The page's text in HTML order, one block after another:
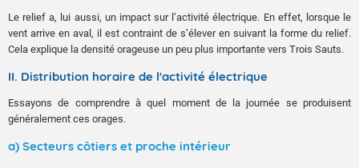
Le relief a, lui aussi, un impact sur l’activité électrique. En effet, lorsque le
vent arrive en aval, il est contraint de s’élever en suivant la forme du relief.
Cela explique la densité orageuse un peu plus importante vers Trois Sauts.
II. Distribution horaire de l'activité électrique
Essayons de comprendre à quel moment de la journée se produisent
généralement ces orages.
a) Secteurs côtiers et proche intérieur